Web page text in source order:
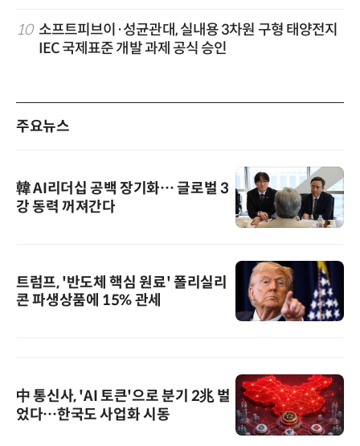
10 소프트피브이·성균관대, 실내용 3차원 구형 태양전지
IEC 국제표준 개발 과제 공식 승인
주요뉴스
韓 AI리더십 공백 장기화… 글로벌 3
강 동력 꺼져간다
트럼프, '반도체 핵심 원료' 폴리실리
콘 파생상품에 15% 관세
中 통신사, 'AI 토큰'으로 분기 2兆 벌
었다…한국도 사업화 시동